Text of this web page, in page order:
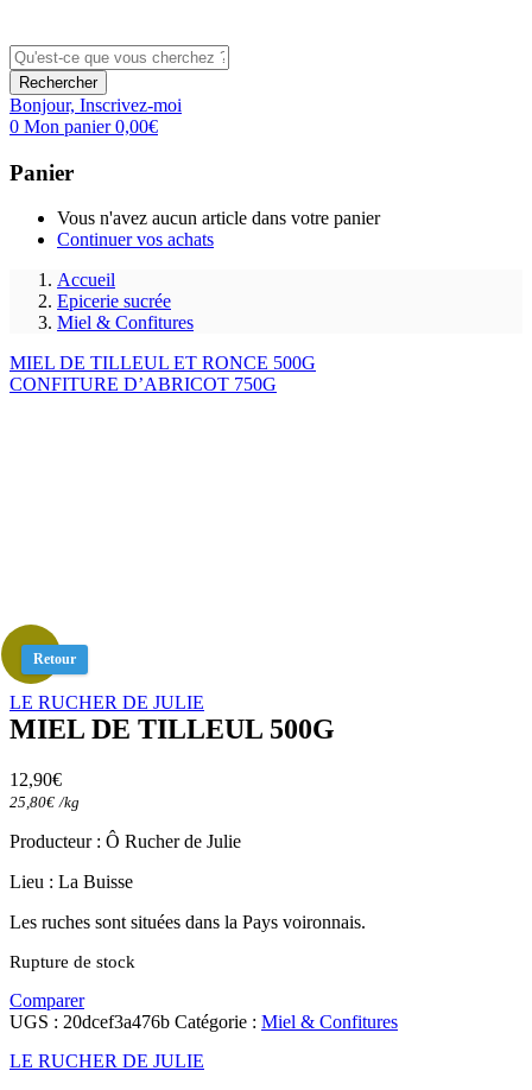
Rechercher
Bonjour, Inscrivez-moi
0 Mon panier0,00€
Panier
Vous n'avez aucun article dans votre panier
Continuer vos achats
Accueil
Epicerie sucrée
Miel & Confitures
MIEL DE TILLEUL ET RONCE 500G
CONFITURE D’ABRICOT 750G
Retour
LE RUCHER DE JULIE
MIEL DE TILLEUL 500G
12,90€
25,80€ /kg
Producteur : Ô Rucher de Julie
Lieu : La Buisse
Les ruches sont situées dans la Pays voironnais.
Rupture de stock
Comparer
UGS : 20dcef3a476b Catégorie : Miel & Confitures
LE RUCHER DE JULIE